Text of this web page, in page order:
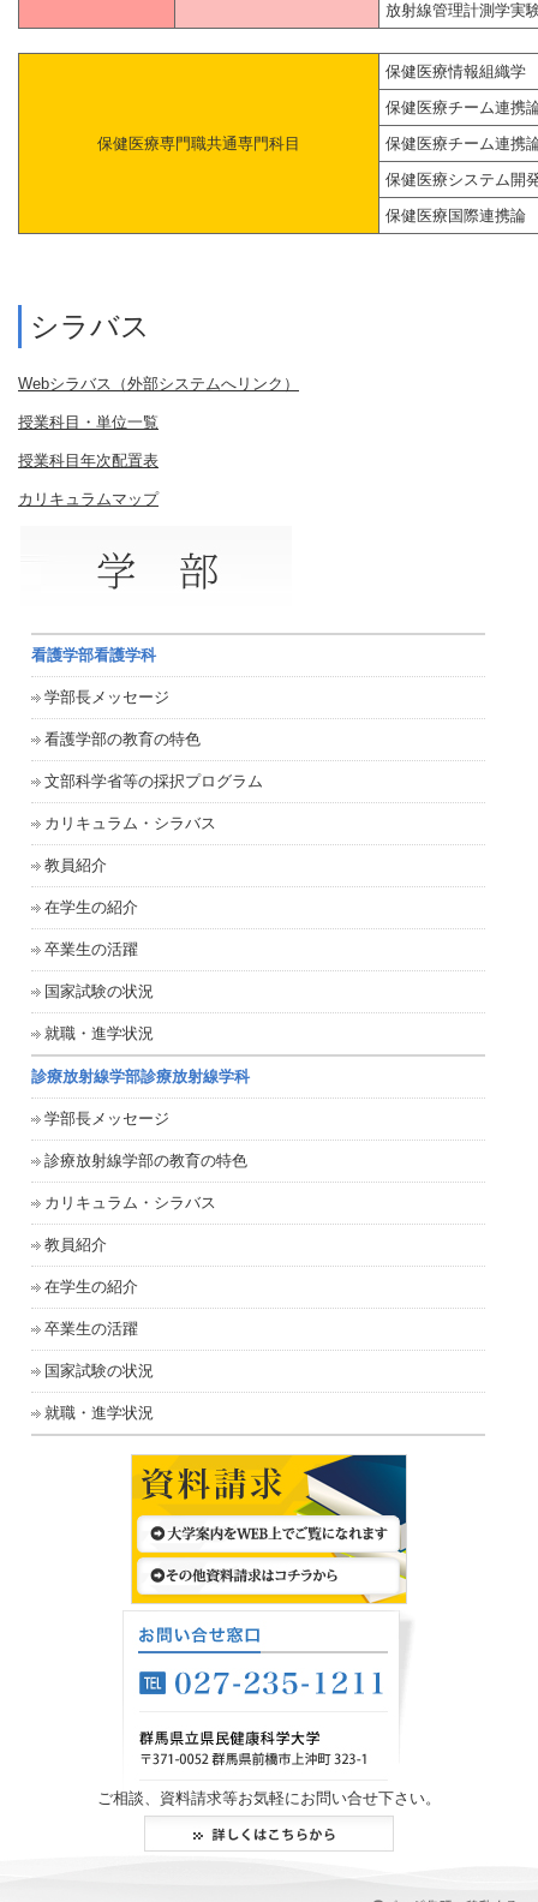
放射線管理計測学実
保健医療専門職共通専門科目
保健医療情報組織学
保健医療チーム連携
保健医療チーム連携
保健医療システム開
保健医療国際連携論
シラバス
Webシラバス（外部システムへリンク）
授業科目・単位一覧
授業科目年次配置表
カリキュラムマップ
看護学部看護学科
学部長メッセージ
看護学部の教育の特色
文部科学省等の採択プログラム
カリキュラム・シラバス
教員紹介
在学生の紹介
卒業生の活躍
国家試験の状況
就職・進学状況
診療放射線学部診療放射線学科
学部長メッセージ
診療放射線学部の教育の特色
カリキュラム・シラバス
教員紹介
在学生の紹介
卒業生の活躍
国家試験の状況
就職・進学状況
ご相談、資料請求等お気軽にお問い合せ下さい。